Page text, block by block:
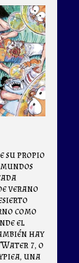
su propio
verano
como
el
hay
7, o
una